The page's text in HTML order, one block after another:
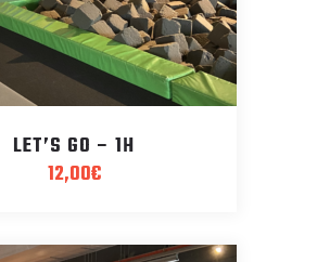
LET’S GO – 1H
12,00€